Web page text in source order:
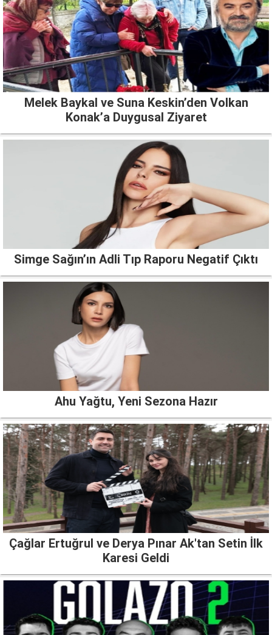
Melek Baykal ve Suna Keskin’den Volkan
Konak’a Duygusal Ziyaret
Simge Sağın’ın Adli Tıp Raporu Negatif Çıktı
Ahu Yağtu, Yeni Sezona Hazır
Çağlar Ertuğrul ve Derya Pınar Ak'tan Setin İlk
Karesi Geldi